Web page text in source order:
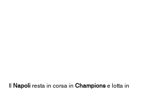
Napoli resta in corsa in Champions e lotta in